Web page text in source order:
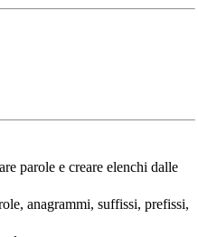
parole e creare elenchi dalle
anagrammi, suffissi, prefissi,